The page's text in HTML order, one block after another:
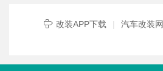
改装APP下载 | 汽车改装网